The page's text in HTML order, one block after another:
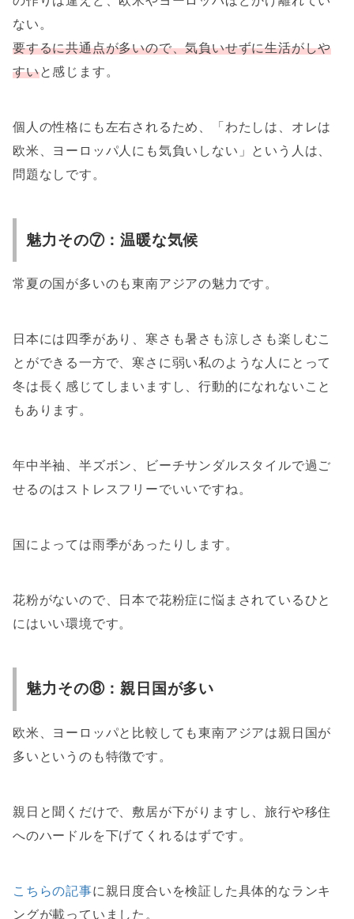
ない。
要するに共通点が多いので、気負いせずに生活がしや
すいと感じます。
個人の性格にも左右されるため、「わたしは、オレは
欧米、ヨーロッパ人にも気負いしない」という人は、
問題なしです。
魅力その⑦：温暖な気候
常夏の国が多いのも東南アジアの魅力です。
日本には四季があり、寒さも暑さも涼しさも楽しむこ
とができる一方で、寒さに弱い私のような人にとって
冬は長く感じてしまいますし、行動的になれないこと
もあります。
年中半袖、半ズボン、ビーチサンダルスタイルで過ご
せるのはストレスフリーでいいですね。
国によっては雨季があったりします。
花粉がないので、日本で花粉症に悩まされているひと
にはいい環境です。
魅力その⑧：親日国が多い
欧米、ヨーロッパと比較しても東南アジアは親日国が
多いというのも特徴です。
親日と聞くだけで、敷居が下がりますし、旅行や移住
へのハードルを下げてくれるはずです。
こちらの記事に親日度合いを検証した具体的なランキ
ングが載っていました。